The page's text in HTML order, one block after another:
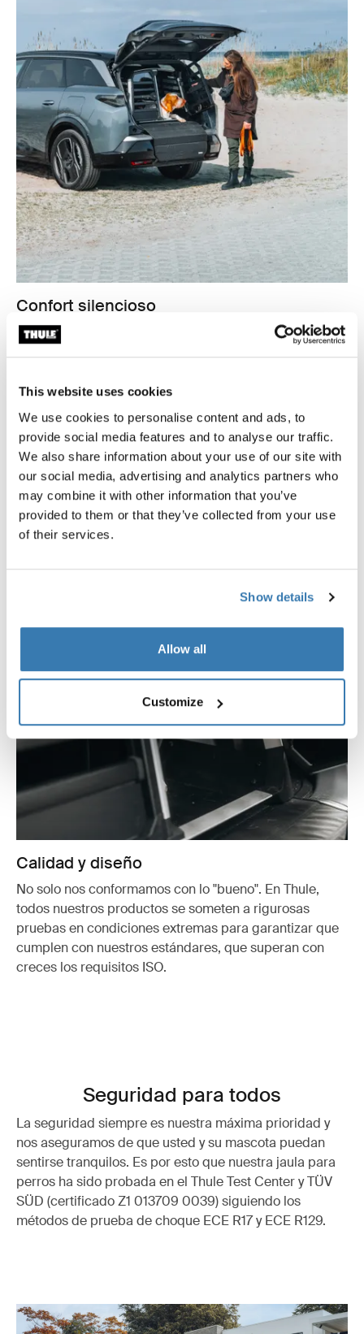
This website uses cookies
We use cookies to personalise content and ads, to
provide social media features and to analyse our traffic.
We also share information about your use of our site with
our social media, advertising and analytics partners who
may combine it with other information that you’ve
provided to them or that they’ve collected from your use
of their services.
Show details
Allow all
Customize
Confort silencioso
Thule Allax doble no solo es seguro y fácil de usar, sino
innecesarios mientras conduces.
Calidad y diseño
No solo nos conformamos con lo "bueno". En Thule,
todos nuestros productos se someten a rigurosas
pruebas en condiciones extremas para garantizar que
cumplen con nuestros estándares, que superan con
creces los requisitos ISO.
Seguridad para todos
La seguridad siempre es nuestra máxima prioridad y
nos aseguramos de que usted y su mascota puedan
sentirse tranquilos. Es por esto que nuestra jaula para
perros ha sido probada en el Thule Test Center y TÜV
SÜD (certificado Z1 013709 0039) siguiendo los
métodos de prueba de choque ECE R17 y ECE R129.